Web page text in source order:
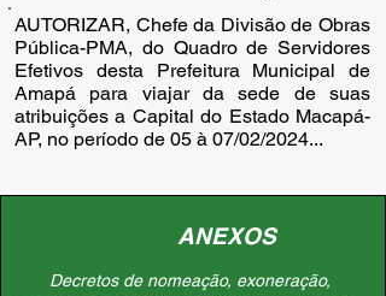
AUTORIZAR, Chefe da Divisão de Obras
Pública-PMA, do Quadro de Servidores
Efetivos desta Prefeitura Municipal de
Amapá para viajar da sede de suas
atribuições a Capital do Estado Macapá-
AP, no período de 05 à 07/02/2024...
ANEXOS
Decretos de nomeação, exoneração,